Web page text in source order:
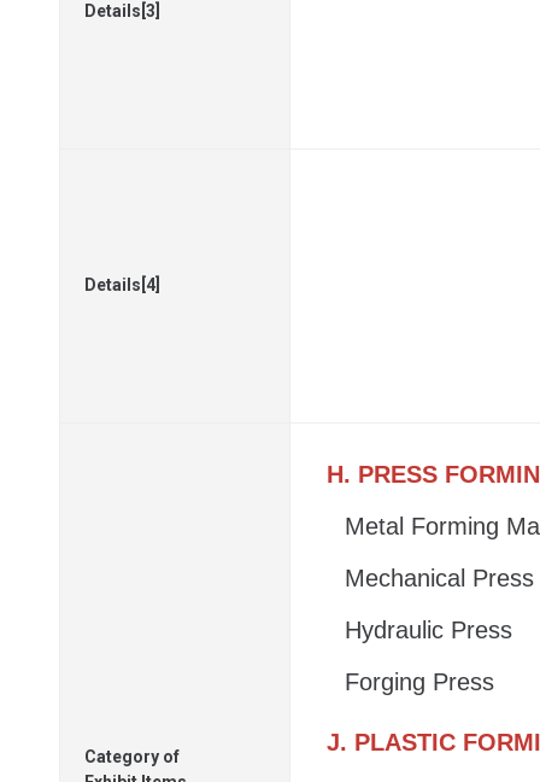
Details[3]
Details[4]
Category of
H. PRESS
Metal Forming
Mechanical Press
Hydraulic Press
Forging Press
J. PLASTIC